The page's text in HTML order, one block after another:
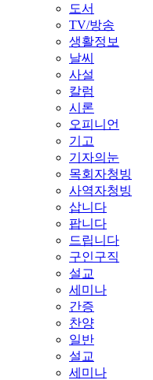
도서
TV/방송
생활정보
날씨
사설
칼럼
시론
오피니언
기고
기자의눈
목회자청빙
사역자청빙
삽니다
팝니다
드립니다
구인구직
설교
세미나
간증
찬양
일반
설교
세미나